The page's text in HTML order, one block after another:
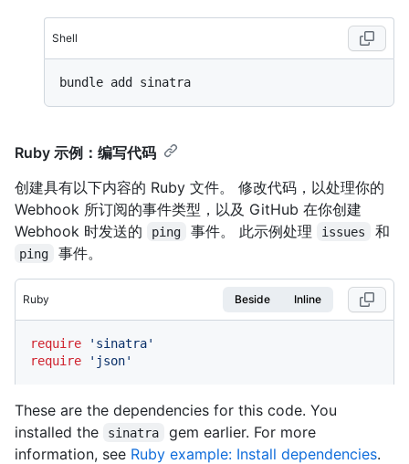
Shell
Ruby 示例：编写代码
创建具有以下内容的 Ruby 文件。 修改代码，以处理你的
Webhook 所订阅的事件类型，以及 GitHub 在你创建
Webhook 时发送的
ping 事件。 此示例处理 issues 和
ping 事件。
Ruby Beside Inline
require
'sinatra'
require
'json'
These are the dependencies for this code. You
installed the
sinatra
gem earlier. For more
information, see Ruby example: Install dependencies.